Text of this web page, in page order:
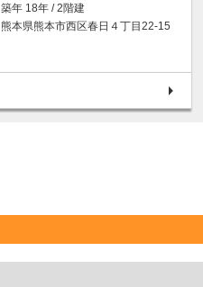
築年 18年 / 2階建
熊本県熊本市西区春日４丁目22-15